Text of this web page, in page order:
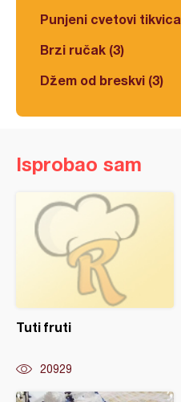
Punjeni cvetovi tikvica
Brzi ručak (3)
Džem od breskvi (3)
Isprobao sam
Tuti fruti
20929